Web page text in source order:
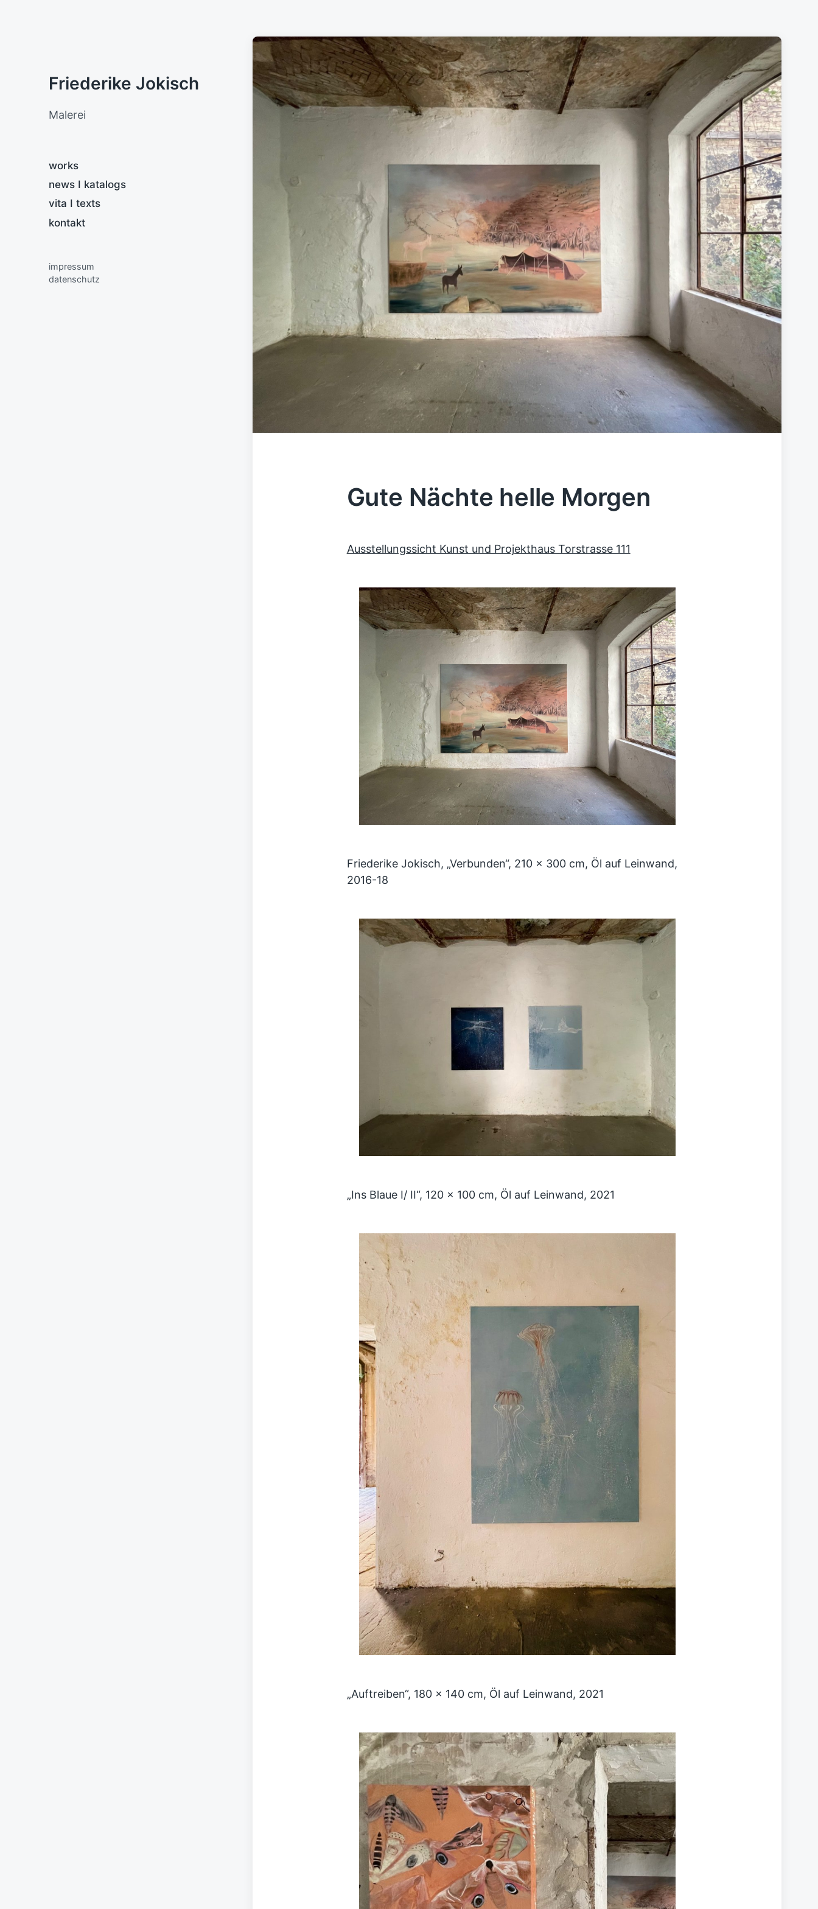
Friederike Jokisch
Malerei
works
news I katalogs
vita I texts
kontakt
impressum
datenschutz
Gute Nächte helle Morgen
Ausstellungssicht Kunst und Projekthaus Torstrasse 111
Friederike Jokisch, „Verbunden“, 210 x 300 cm, Öl auf Leinwand,
2016-18
„Ins Blaue I/ II“, 120 x 100 cm, Öl auf Leinwand, 2021
„Auftreiben“, 180 x 140 cm, Öl auf Leinwand, 2021